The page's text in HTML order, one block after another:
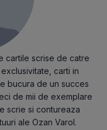
cartile scrise de catre
carti in
bucura de un succes
de mii de exemplare
scrie si contureaza
ale Ozan Varol.